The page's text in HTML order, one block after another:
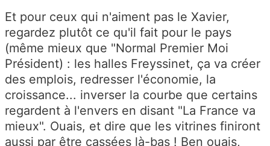
Et pour ceux qui n'aiment pas le Xavier,
regardez plutôt ce qu'il fait pour le pays
(même mieux que "Normal Premier Moi
Président) : les halles Freyssinet, ça va créer
des emplois, redresser l'économie, la
croissance... inverser la courbe que certains
regardent à l'envers en disant "La France va
mieux". Ouais, et dire que les vitrines finiront
aussi par être cassées là-bas ! Ben ouais,